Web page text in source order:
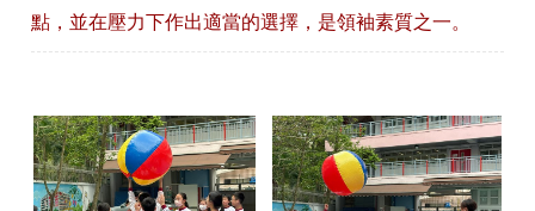
點，並在壓力下作出適當的選擇，是領袖素質之一。